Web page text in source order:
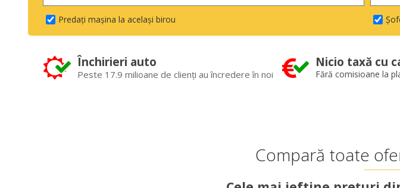
Predați mașina la același birou
Închirieri auto
Peste 17.9 milioane de clienți au încredere în noi
Nicio taxă cu
Fără comisioane la
Compară toate